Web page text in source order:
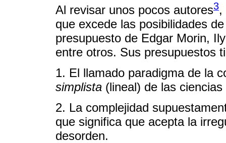
Al revisar unos pocos autores3,
que excede las posibilidades
presupuesto de Edgar Morin,
entre otros. Sus presupuestos
1. El llamado paradigma de la
simplista (lineal) de las
2. La complejidad
que significa que acepta la
desorden.